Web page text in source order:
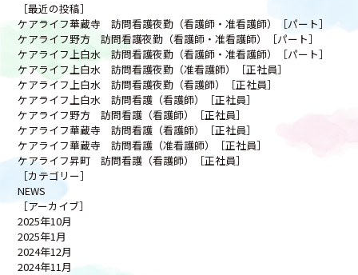
［最近の投稿］
ケアライフ華蔵寺 訪問看護夜勤（看護師・准看護師）［パート］
ケアライフ野方 訪問看護夜勤（看護師・准看護師）［パート］
ケアライフ上白水 訪問看護夜勤（看護師・准看護師）［パート］
ケアライフ上白水 訪問看護夜勤（准看護師）［正社員］
ケアライフ上白水 訪問看護夜勤（看護師）［正社員］
ケアライフ上白水 訪問看護（看護師）［正社員］
ケアライフ野方 訪問看護（看護師）［正社員］
ケアライフ華蔵寺 訪問看護（看護師）［正社員］
ケアライフ華蔵寺 訪問看護（准看護師）［正社員］
ケアライフ昇町 訪問看護（看護師）［正社員］
［カテゴリー］
NEWS
［アーカイブ］
2025年10月
2025年1月
2024年12月
2024年11月